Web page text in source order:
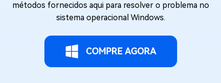
métodos fornecidos aqui para resolver o problema no
sistema operacional Windows.
COMPRE AGORA